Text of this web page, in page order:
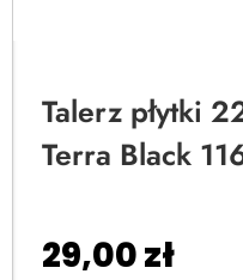
Talerz płytki
Terra Black
29,00zł